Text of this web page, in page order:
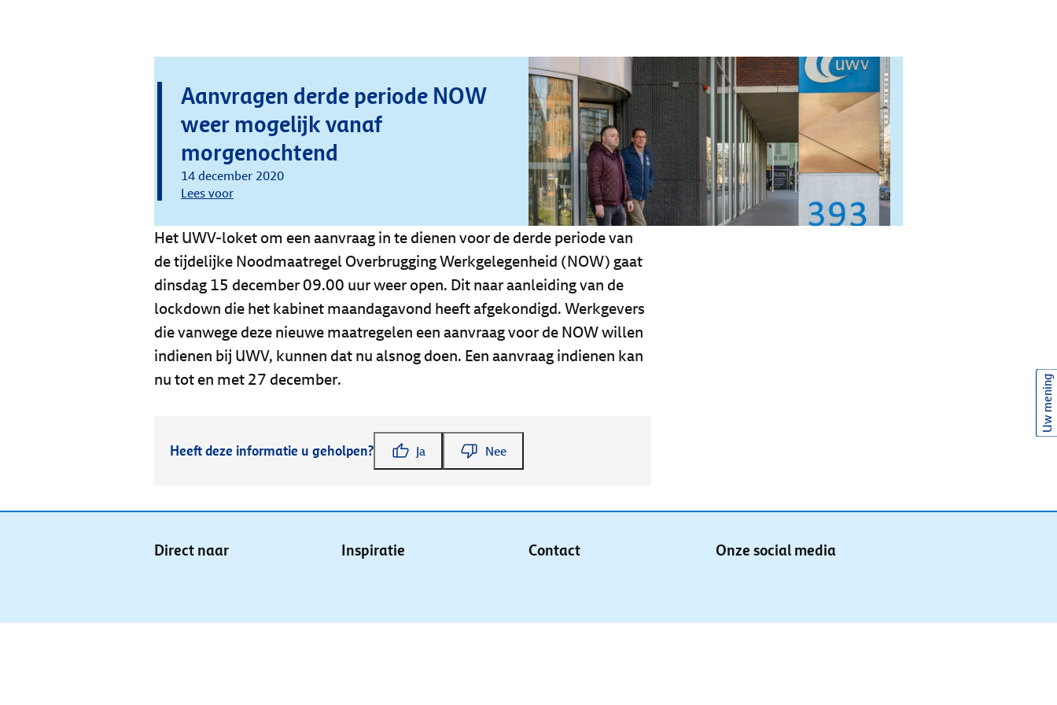
Aanvragen derde periode NOW
weer mogelijk vanaf
morgenochtend
14 december 2020
Lees voor
Het UWV-loket om een aanvraag in te dienen voor de derde periode van
de tijdelijke Noodmaatregel Overbrugging Werkgelegenheid (NOW) gaat
dinsdag 15 december 09.00 uur weer open. Dit naar aanleiding van de
lockdown die het kabinet maandagavond heeft afgekondigd. Werkgevers
die vanwege deze nieuwe maatregelen een aanvraag voor de NOW willen
indienen bij UWV, kunnen dat nu alsnog doen. Een aanvraag indienen kan
nu tot en met 27 december.
Heeft deze informatie u geholpen? Ja Nee
Direct naar Inspiratie Contact Onze social media
Uw mening